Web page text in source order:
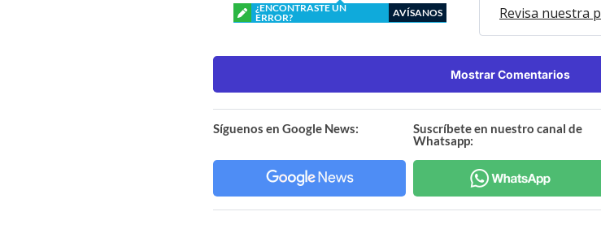
¿ENCONTRASTE UN
ERROR?
AVÍSANOS Revisa nuestra
Mostrar Comentarios
Síguenos en Google News:
Suscríbete en nuestro canal de
Whatsapp: